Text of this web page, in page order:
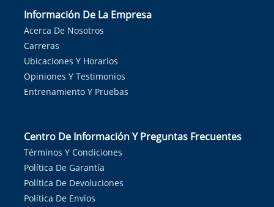
Información De La Empresa
Acerca De Nosotros
Carreras
Ubicaciones Y Horarios
Opiniones Y Testimonios
Entrenamiento Y Pruebas
Centro De Información Y Preguntas Frecuentes
Términos Y Condiciones
Política De Garantía
Política De Devoluciones
Política De Envíos